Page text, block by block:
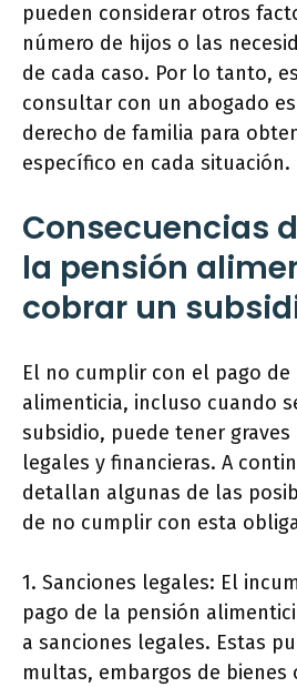
pueden considerar otros
número de hijos o las
de cada caso. Por lo tanto,
consultar con un abogado
derecho de familia para
específico en cada situación.
Consecuencias
la pensión
cobrar un
El no cumplir con el pago de
alimenticia, incluso cuando
subsidio, puede tener graves
legales y financieras. A
detallan algunas de las
de no cumplir con esta
1. Sanciones legales: El
pago de la pensión
a sanciones legales. Estas
multas, embargos de bienes